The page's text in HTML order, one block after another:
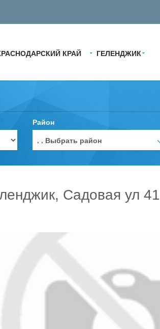
КРАЙ ГЕЛЕНДЖИК
Район
. . Выбрать район
Садовая ул 41